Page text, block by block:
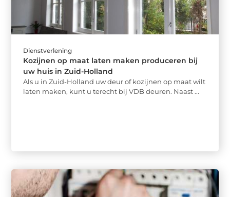
Dienstverlening
Kozijnen op maat laten maken produceren bij
uw huis in Zuid-Holland
Als u in Zuid-Holland uw deur of kozijnen op maat wilt
laten maken, kunt u terecht bij VDB deuren. Naast ...